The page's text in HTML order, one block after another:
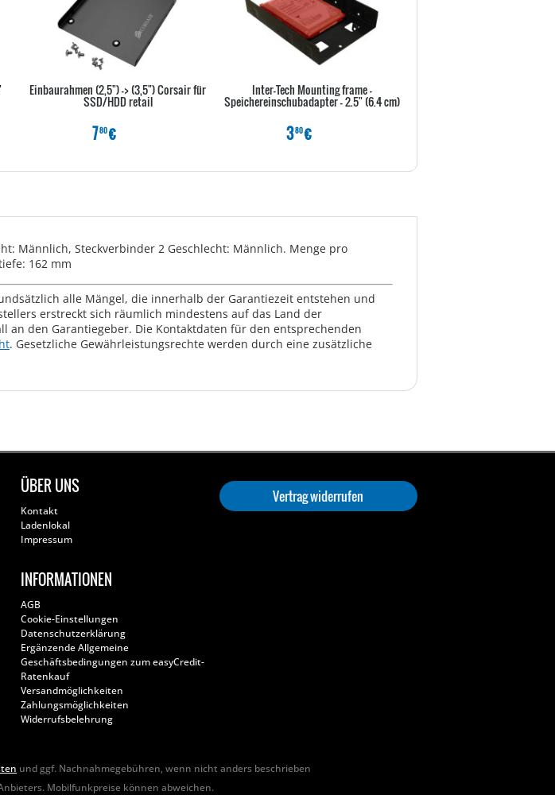
Einbaurahmen (2,5") -> (3,5") Corsair für
SSD/HDD retail
780€
Inter-Tech Mounting frame -
Speichereinschubadapter - 2.5" (6.4 cm)
380€
Männlich, Steckverbinder 2 Geschlecht: Männlich. Menge pro
162 mm
alle Mängel, die innerhalb der Garantiezeit entstehen und
erstreckt sich räumlich mindestens auf das Land der
an den Garantiegeber. Die Kontaktdaten für den entsprechenden
. Gesetzliche Gewährleistungsrechte werden durch eine zusätzliche
ÜBER UNS
Kontakt
Ladenlokal
Impressum
INFORMATIONEN
AGB
Cookie-Einstellungen
Datenschutzerklärung
Ergänzende Allgemeine
Geschäftsbedingungen zum easyCredit-
Ratenkauf
Versandmöglichkeiten
Zahlungsmöglichkeiten
Widerrufsbelehrung
Vertrag widerrufen
und ggf. Nachnahmegebühren, wenn nicht anders beschrieben
Mobilfunkpreise können abweichen.